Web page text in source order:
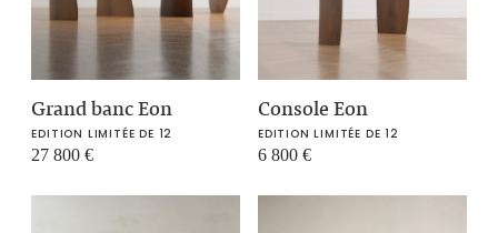
Grand banc Eon
EDITION LIMITÉE DE 12
27 800€
Console Eon
EDITION LIMITÉE DE 12
6 800 €